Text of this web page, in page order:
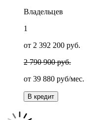
Владельцев
1
от 2 392 200 руб.
2 790 900 руб.
от 39 880 руб/мес.
В кредит